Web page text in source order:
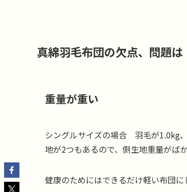
真綿羽毛布団の欠点、問題は
重量が重い
シングルサイズの場合 羽毛が1.0kg
地が2つもあるので、側生地重量がば
健康のためにはできるだけ軽い布団に